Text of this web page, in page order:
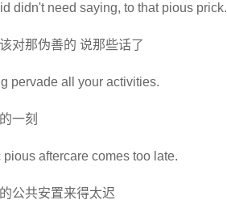
didn't need saying, to that pious prick.
对那伪善的 说那些话了
pervade all your activities.
一刻
aftercare comes too late.
公共安置来得太迟